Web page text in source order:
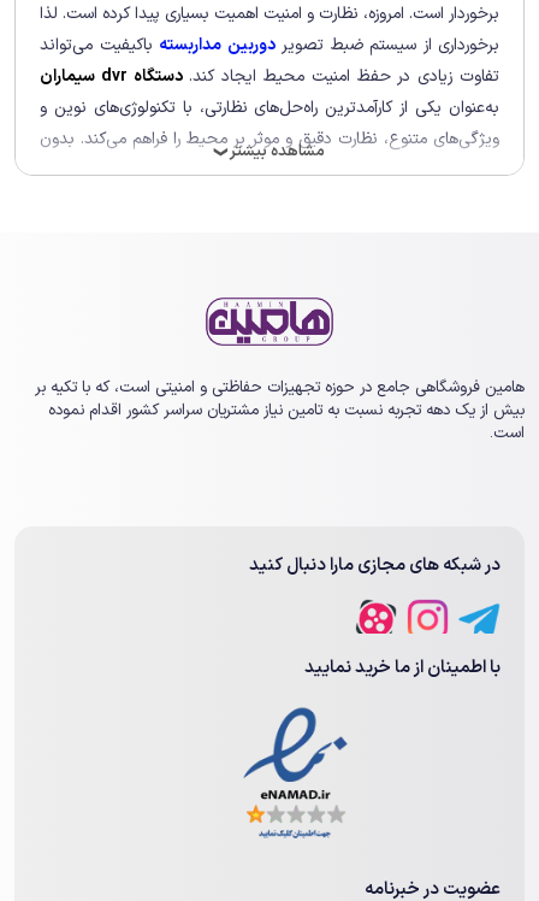
برخوردار است. امروزه، نظارت و امنیت اهمیت بسیاری پیدا کرده است. لذا
برخورداری از سیستم ضبط تصویردوربین مداربسته باکیفیت می‌تواند
تفاوت زیادی در حفظ امنیت محیط ایجاد کند.دستگاه‌ dvr سیماران
به‌عنوان یکی از کارآمدترین راه‌حل‌های نظارتی، با تکنولوژی‌های نوین و
ویژگی‌های متنوع، نظارت دقیق و موثر بر محیط را فراهم می‌کند. بدون
اینکه نگران کیفیت یا فضای ذخیره‌سازی باشید، با کمک دی وی آر
ویژگی‌های دستگاه DVR سیماران
دستگاه‌های DVR سیماران با مجموعه‌ای از ویژگی‌ها طراحی شده است تا
نظارت و ضبط تصاویر راحت و باکیفیت را برای کاربران فراهم کند. برای
راحتی کاربران فارسی‌زبان، DVR سیماران به تقویم شمسی و منوی فارسی
مجهز است. با استفاده از این قابلیت تنظیمات دستگاه برای کاربر
به‌راحتی قابل‌فهم خواهد بود. همچنین، قابلیت پشتیبانی از صدا از
طریق کابل کواکسیال باعث می‌شود صدا نیز به همراه تصویر ضبط
مشاهده بیشتر ❯
هامین فروشگاهی جامع در حوزه تجهیزات حفاظتی و امنیتی است، که با تکیه بر
بیش از یک ‏دهه تجربه نسبت به تامین نیاز مشتریان سراسر کشور اقدام نموده
است.
در شبکه های مجازی مارا دنبال کنید
با اطمینان از ما خرید نمایید
عضویت در خبرنامه